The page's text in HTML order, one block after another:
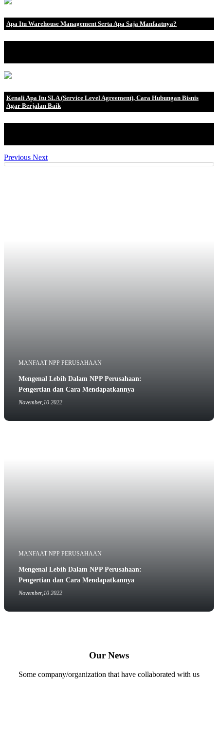
Apa Itu Warehouse Management Serta Apa Saja Manfaatnya?
Kenali Apa Itu SLA (Service Level Agreement), Cara Hubungan Bisnis
Agar Berjalan Baik
Previous Next
MANFAAT NPP PERUSAHAAN
Mengenal Lebih Dalam NPP Perusahaan:
Pengertian dan Cara Mendapatkannya
November,10 2022
MANFAAT NPP PERUSAHAAN
Mengenal Lebih Dalam NPP Perusahaan:
Pengertian dan Cara Mendapatkannya
November,10 2022
Our News
Some company/organization that have collaborated with us